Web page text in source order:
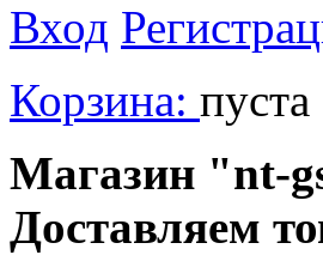
Вход
Корзина: пуста
Магазин "nt-
Доставляем